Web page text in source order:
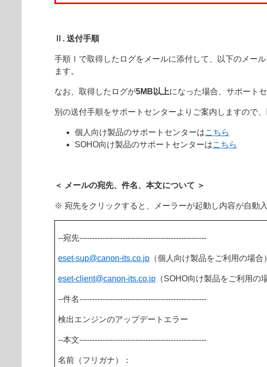
Ⅱ. 送付手順
手順Ⅰで取得したログをメールに添付して、以下のメー
ます。
なお、取得したログが5MB以上になった場合、サポート
別の送付手順をサポートセンターよりご案内しますので
個人向け製品のサポートセンターはこちら
SOHO向け製品のサポートセンターはこちら
＜ メールの宛先、件名、本文について ＞
※ 宛先をクリックすると、メーラーが起動し内容が自動
--宛先--------------------------------------------------
eset-sup@canon-its.co.jp （個人向け製品をご利用の場合）
eset-client@canon-its.co.jp （SOHO向け製品をご利用の
--件名--------------------------------------------------
検出エンジンのアップデートエラー
--本文--------------------------------------------------
名前（フリガナ）：